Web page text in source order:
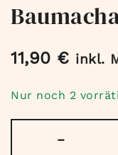
11,90 € inkl.
Nur noch 2
-